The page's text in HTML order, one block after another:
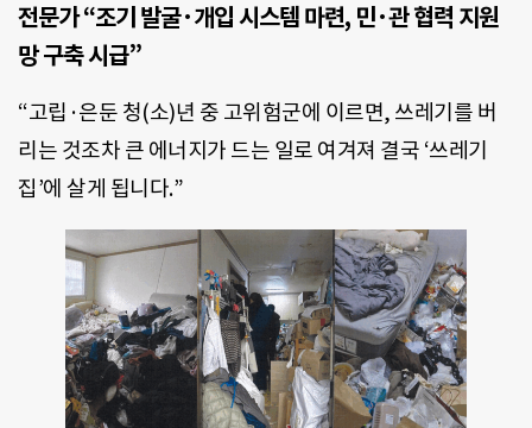
전문가 “조기 발굴·개입 시스템 마련, 민·관 협력 지원
망 구축 시급”
“고립·은둔 청(소)년 중 고위험군에 이르면, 쓰레기를 버
리는 것조차 큰 에너지가 드는 일로 여겨져 결국 ‘쓰레기
집’에 살게 됩니다.”